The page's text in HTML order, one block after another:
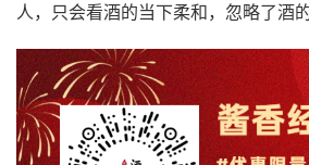
人，只会看酒的当下柔和，忽略了酒